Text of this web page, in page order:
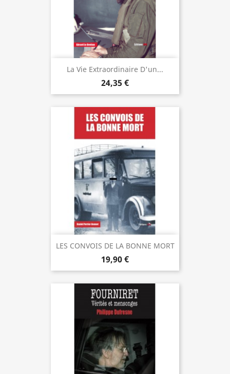
La Vie Extraordinaire D'un...
24,35 €
LES CONVOIS DE LA BONNE MORT
19,90 €